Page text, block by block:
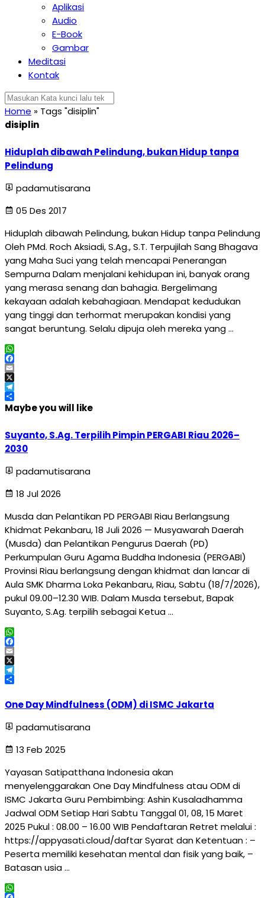
Aplikasi
Audio
E-Book
Gambar
Meditasi
Kontak
Home » Tags "disiplin"
disiplin
Hiduplah dibawah Pelindung, bukan Hidup tanpa
Pelindung
padamutisarana
05 Des 2017
Hiduplah dibawah Pelindung, bukan Hidup tanpa Pelindung
Oleh PMd. Roch Aksiadi, S.Ag., S.T. Terpujilah Sang Bhagava
yang Maha Suci yang telah mencapai Penerangan
Sempurna Dalam menjalani kehidupan ini, banyak orang
yang merasa senang dan bahagia. Bergelimang
kekayaan adalah kebahagiaan. Mendapat kedudukan
yang tinggi dan terhormat merupakan kondisi yang
sangat beruntung. Selalu dipuja oleh mereka yang …
WhatsApp
Facebook
Email
X
Telegram
Share
Maybe you will like
Suyanto, S.Ag. Terpilih Pimpin PERGABI Riau 2026–
2030
padamutisarana
18 Jul 2026
Musda dan Pelantikan PD PERGABI Riau Berlangsung
Khidmat Pekanbaru, 18 Juli 2026 — Musyawarah Daerah
(Musda) dan Pelantikan Pengurus Daerah (PD)
Perkumpulan Guru Agama Buddha Indonesia (PERGABI)
Provinsi Riau berlangsung dengan khidmat dan lancar di
Aula SMK Dharma Loka Pekanbaru, Riau, Sabtu (18/7/2026),
pukul 09.00–12.30 WIB. Dalam Musda tersebut, Bapak
Suyanto, S.Ag. terpilih sebagai Ketua …
WhatsApp
Facebook
Email
X
Telegram
One Day Mindfulness (ODM) di ISMC Jakarta
padamutisarana
13 Feb 2025
Yayasan Satipatthana Indonesia akan
menyelenggarakan One Day Mindfulness atau ODM di
ISMC Jakarta Guru Pembimbing: Ashin Kusaladhamma
Jadwal ODM Setiap Hari Sabtu Tanggal 01, 08, 15 Maret
2025 Pukul : 08.00 – 16.00 WIB Pendaftaran Retret melalui :
https://appyasati.cloud/daftar Syarat dan Ketentuan : –
Peserta memiliki kesehatan mental dan fisik yang baik, –
Batasan usia …